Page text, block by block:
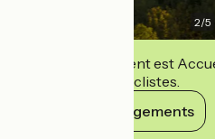
2/5
Cet établissement est
accueillir des cyclistes.
Voir ses engagements